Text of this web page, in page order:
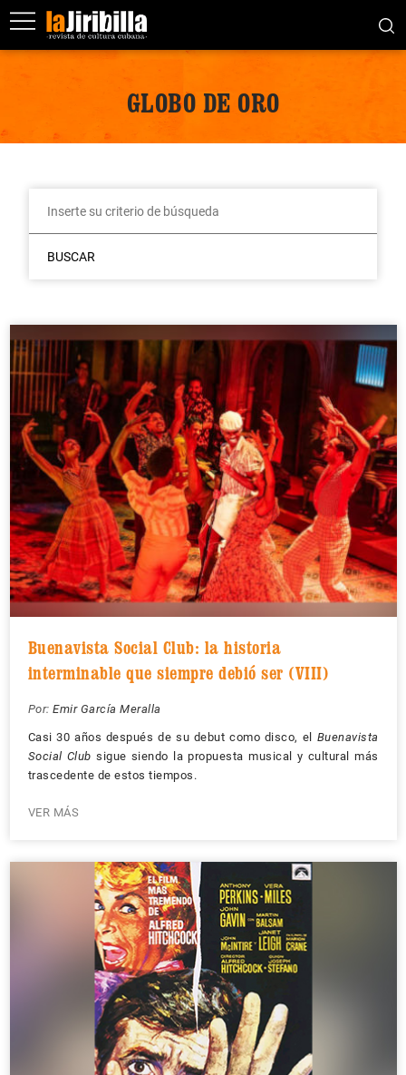
GLOBO DE ORO
BUSCAR
Buenavista Social Club: la historia
interminable que siempre debió ser (VIII)
Por: Emir García Meralla
Casi 30 años después de su debut como disco, el Buenavista
Social Club sigue siendo la propuesta musical y cultural más
trascedente de estos tiempos.
VER MÁS